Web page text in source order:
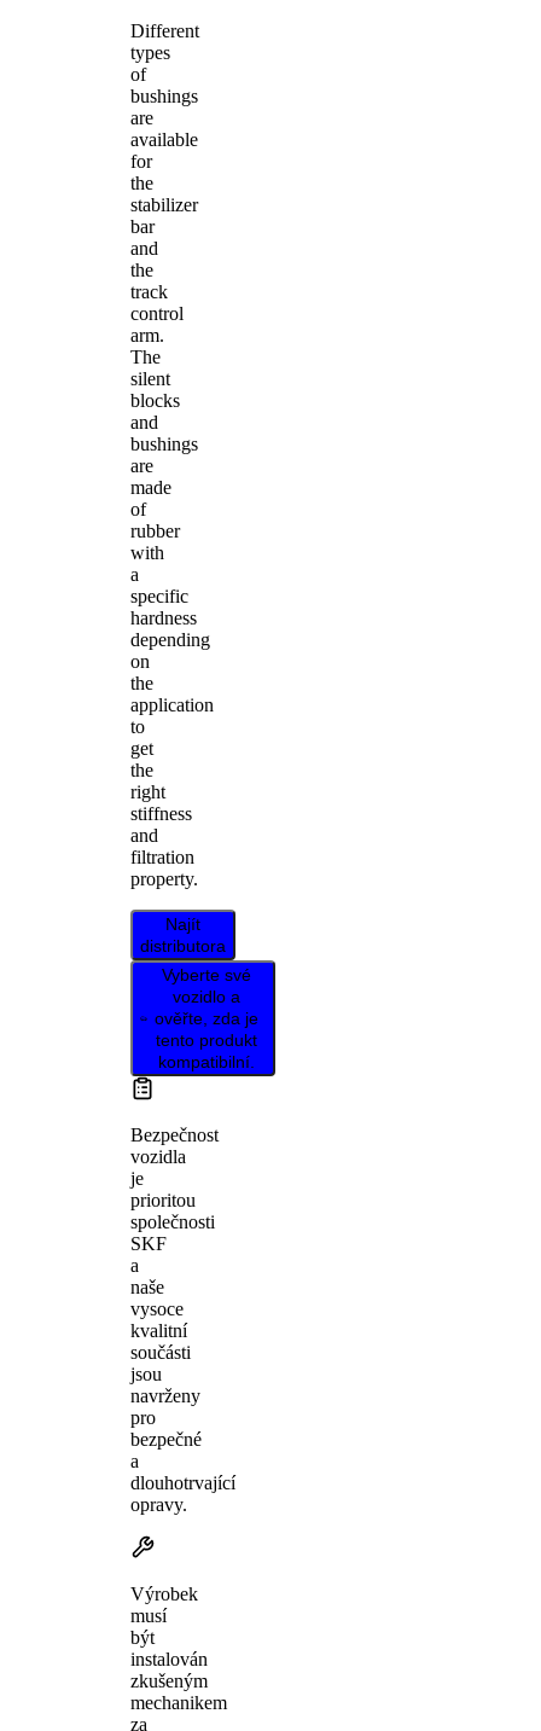
Different
types
of
bushings
are
available
for
the
stabilizer
bar
and
the
track
control
arm.
The
silent
blocks
and
bushings
are
made
of
rubber
with
a
specific
hardness
depending
on
the
application
to
get
the
right
stiffness
and
filtration
property.
Najít
distributora
Vyberte své
vozidlo a
ověřte, zda je
tento produkt
kompatibilní.
Bezpečnost
vozidla
je
prioritou
společnosti
SKF
a
naše
vysoce
kvalitní
součásti
jsou
navrženy
pro
bezpečné
a
dlouhotrvající
opravy.
Výrobek
musí
být
instalován
zkušeným
mechanikem
za